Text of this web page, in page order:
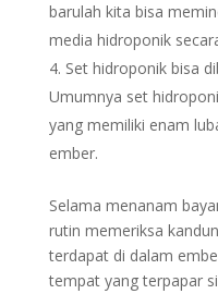
barulah kita bisa
media hidroponik
Set hidroponik bisa
Umumnya set
yang memiliki enam
ember.
Selama menanam
rutin memeriksa
terdapat di dalam
tempat yang terpapar